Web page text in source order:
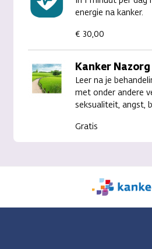
energie na kanker.
€ 30,00
Kanker
Leer na je
met onder andere
seksualiteit, angst,
Gratis
We
zijn